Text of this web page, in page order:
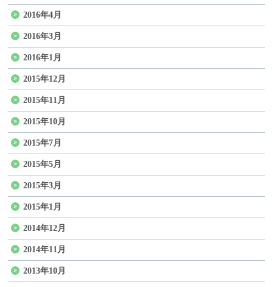
2016年4月
2016年3月
2016年1月
2015年12月
2015年11月
2015年10月
2015年7月
2015年5月
2015年3月
2015年1月
2014年12月
2014年11月
2013年10月